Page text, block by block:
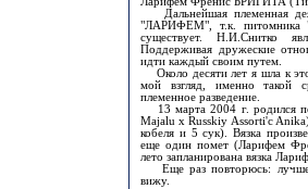
Дальнейшая племенная
"ЛАРИФЕМ", т.к. питомника
существует. Н.И.Снитко
Поддерживая дружеские
идти каждый своим путем.
Около десяти лет я шла к
мой взгляд, именно такой
племенное разведение.
13 марта 2004 г. родился
Majalu x Russkiy Assorti'c
кобеля и 5 сук). Вязка
еще один помет (Ларифем
лето запланирована вязка
Еще раз повторюсь:
вижу.